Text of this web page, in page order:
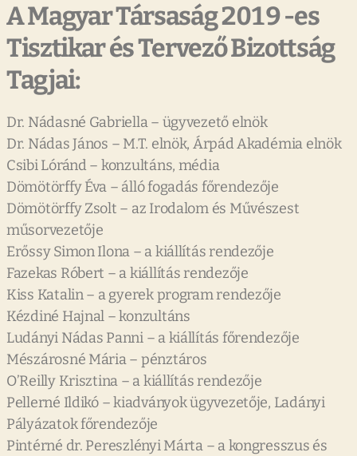
A Magyar Társaság 2019 -es
Tisztikar és Tervező Bizottság
Tagjai:
Dr. Nádasné Gabriella – ügyvezető elnök
Dr. Nádas János – M.T. elnök, Árpád Akadémia elnök
Csibi Lóránd – konzultáns, média
Dömötörffy Éva – álló fogadás főrendezője
Dömötörffy Zsolt – az Irodalom és Művészest
műsorvezetője
Erőssy Simon Ilona – a kiállítás rendezője
Fazekas Róbert – a kiállítás rendezője
Kiss Katalin – a gyerek program rendezője
Kézdiné Hajnal – konzultáns
Ludányi Nádas Panni – a kiállítás főrendezője
Mészárosné Mária – pénztáros
O’Reilly Krisztina – a kiállítás rendezője
Pellerné Ildikó – kiadványok ügyvezetője, Ladányi
Pályázatok főrendezője
Pintérné dr. Pereszlényi Márta – a kongresszus és